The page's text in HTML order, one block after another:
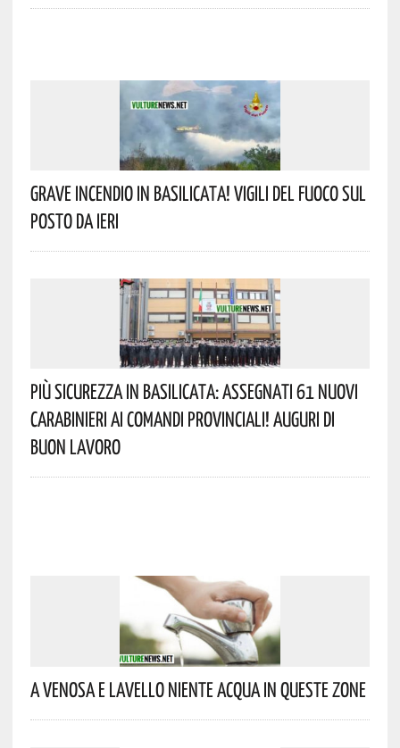
Grave Incendio In Basilicata! Vigili Del Fuoco Sul
Posto Da Ieri
Più Sicurezza In Basilicata: Assegnati 61 Nuovi
Carabinieri Ai Comandi Provinciali! Auguri Di
Buon Lavoro
A Venosa E Lavello Niente Acqua In Queste Zone